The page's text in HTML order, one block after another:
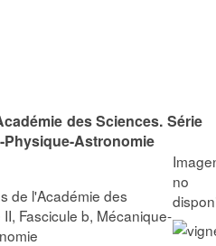
des Sciences. Série
Physique-Astronomie
de l'Académie des
Fascicule b, Mécanique-